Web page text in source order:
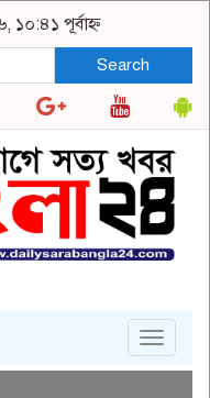
১০:৪১ পূর্বাহ্ন
Search
Toggle